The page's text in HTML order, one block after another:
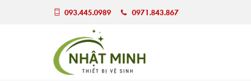
093.445.0989 0971.843.867